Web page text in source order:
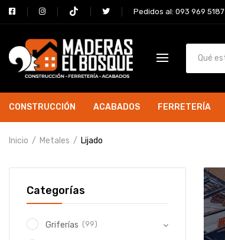
Pedidos al: 093 969 5187
CONSTRUCCIÓN ACABADOS FERRETERÍA
Inicio Metales Lijado
Categorías
Griferías (99)